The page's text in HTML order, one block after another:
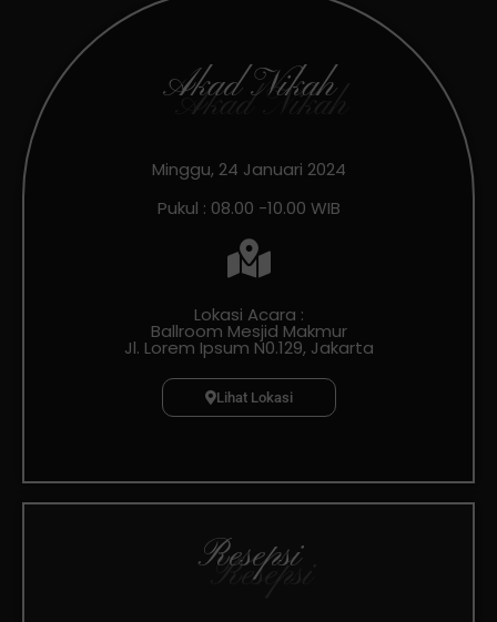
Akad Nikah
Minggu, 24 Januari 2024
Pukul : 08.00 -10.00 WIB
Lokasi Acara :
Ballroom Mesjid Makmur
Jl. Lorem Ipsum N0.129, Jakarta
Lihat Lokasi
Resepsi